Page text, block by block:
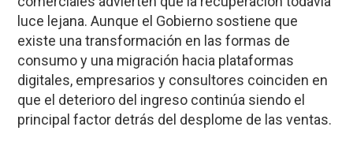
luce lejana. Aunque el Gobierno sostiene que
existe una transformación en las formas de
consumo y una migración hacia plataformas
digitales, empresarios y consultores coinciden en
que el deterioro del ingreso continúa siendo el
principal factor detrás del desplome de las ventas.